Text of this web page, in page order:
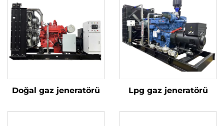
Doğal gaz jeneratörü Lpg gaz jeneratörü